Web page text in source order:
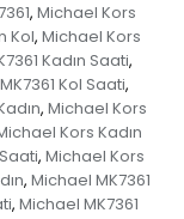
, Michael Kors
Kol, Michael Kors
Kadın Saati,
Kol Saati,
, Michael Kors
Kors Kadın
, Michael Kors
, Michael MK7361
, Michael MK7361